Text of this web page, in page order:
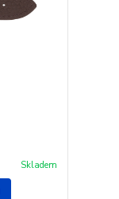
Skladem